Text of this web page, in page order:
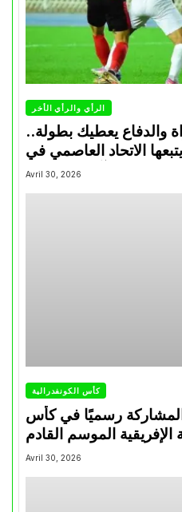
الرأي والرأي الأخر
والدفاع يعطيك بطولة..
الاتحاد العاصمي في
تتويجاته آخر السنوات
Avril 30, 2026
كأس الكونفدرالية
المشاركة رسميًا في كأس
Avril 30, 2026